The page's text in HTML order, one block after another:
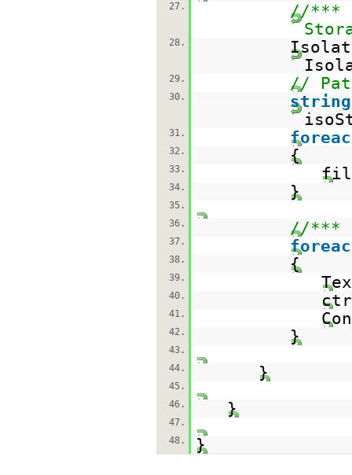
27.
//***
28.
29. //
30. string
31.
32. {
33.
34. }
35.
36.
//***
37.
38. {
39.
40.
41.
42. }
43.
44.
}
45.
46.
}
47.
48.
}